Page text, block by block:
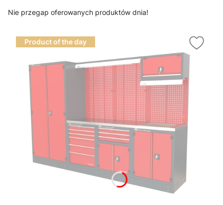
Nie przegap oferowanych produktów dnia!
Product of the day